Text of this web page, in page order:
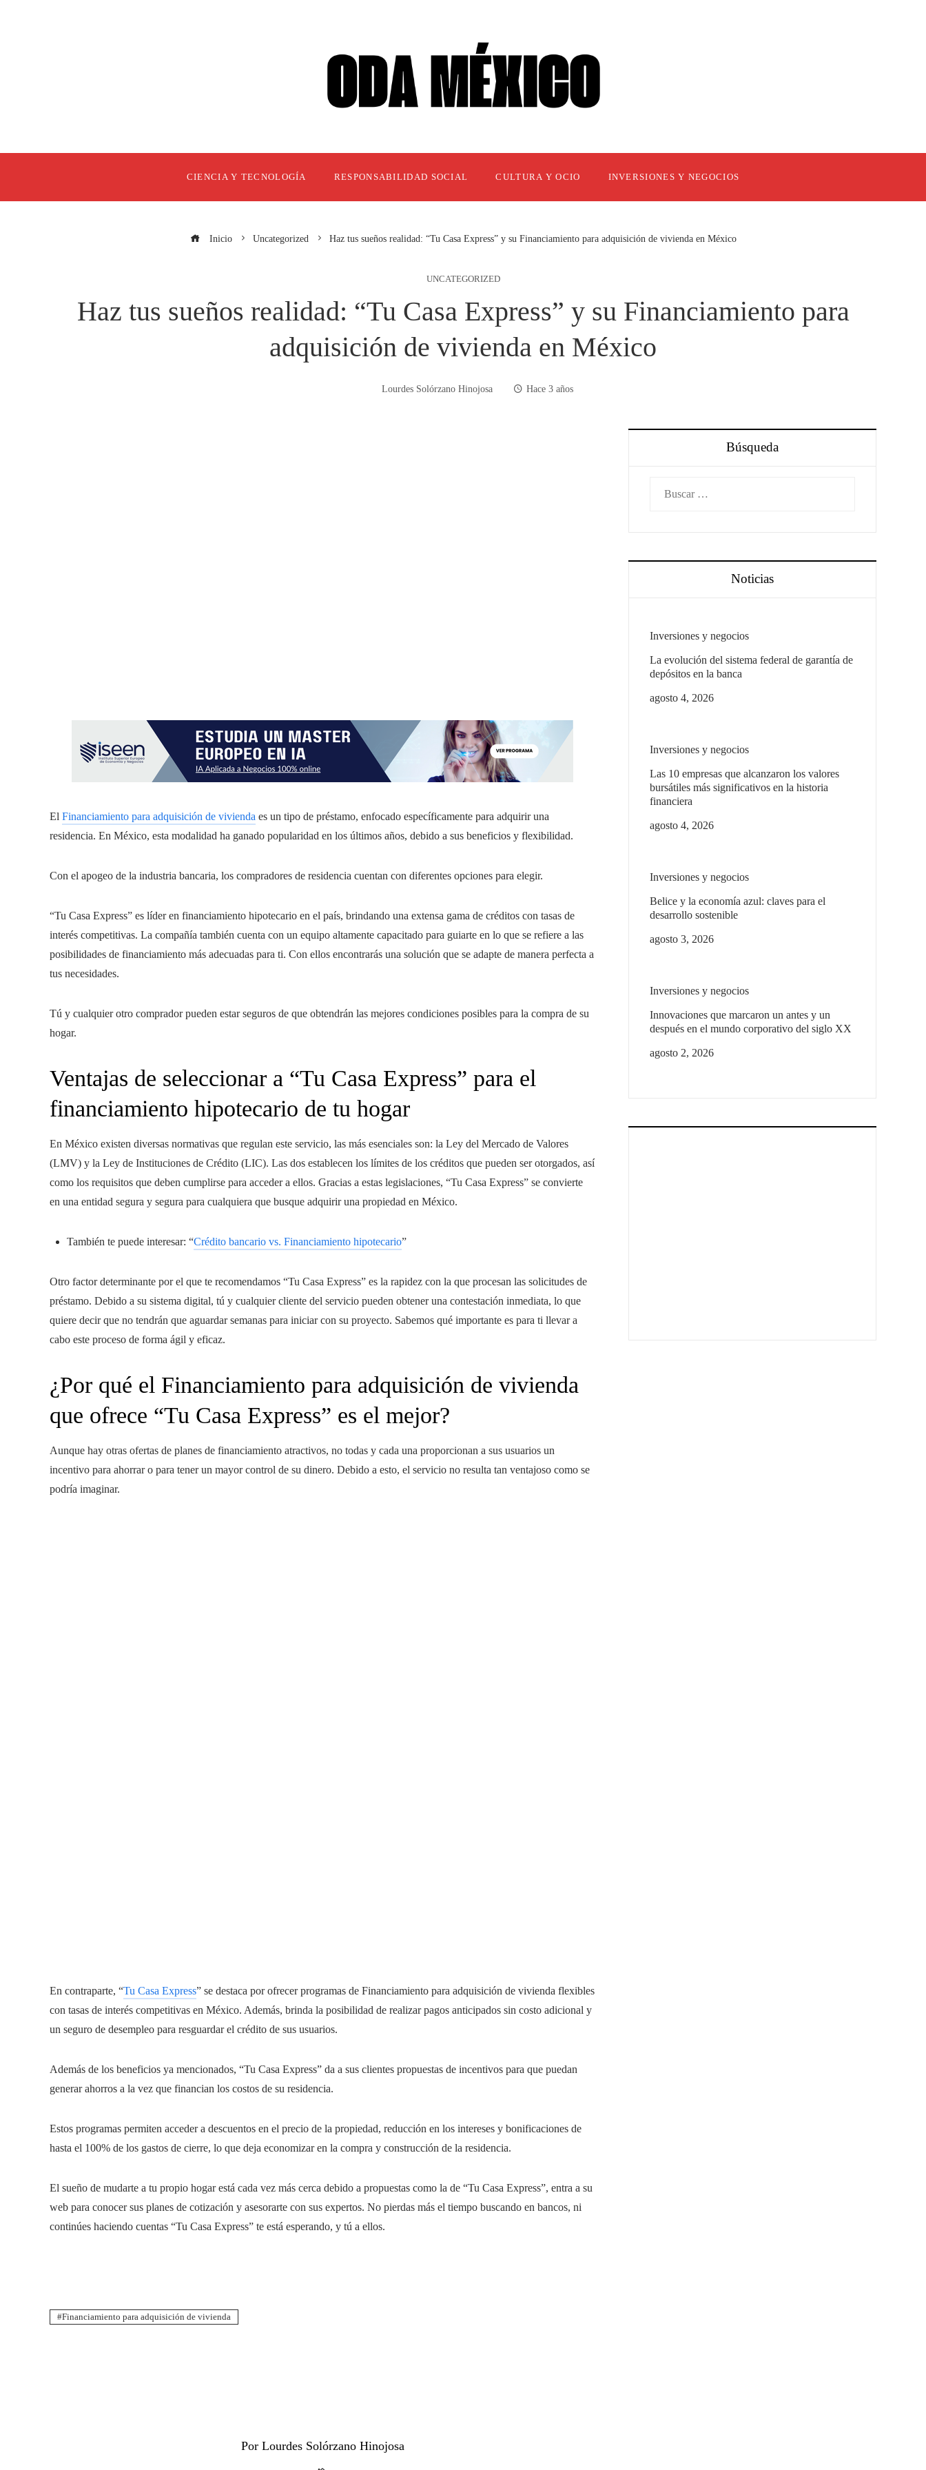
CIENCIA Y TECNOLOGÍA RESPONSABILIDAD SOCIAL CULTURA Y OCIO INVERSIONES Y NEGOCIOS
Inicio Uncategorized Haz tus sueños realidad: “Tu Casa Express” y su Financiamiento para adquisición de vivienda en México
UNCATEGORIZED
Haz tus sueños realidad: “Tu Casa Express” y su Financiamiento para
adquisición de vivienda en México
Lourdes Solórzano Hinojosa Hace 3 años
El Financiamiento para adquisición de vivienda es un tipo de préstamo, enfocado específicamente para adquirir una
residencia. En México, esta modalidad ha ganado popularidad en los últimos años, debido a sus beneficios y flexibilidad.
Con el apogeo de la industria bancaria, los compradores de residencia cuentan con diferentes opciones para elegir.
“Tu Casa Express” es líder en financiamiento hipotecario en el país, brindando una extensa gama de créditos con tasas de
interés competitivas. La compañía también cuenta con un equipo altamente capacitado para guiarte en lo que se refiere a las
posibilidades de financiamiento más adecuadas para ti. Con ellos encontrarás una solución que se adapte de manera perfecta a
tus necesidades.
Tú y cualquier otro comprador pueden estar seguros de que obtendrán las mejores condiciones posibles para la compra de su
hogar.
Ventajas de seleccionar a “Tu Casa Express” para el
financiamiento hipotecario de tu hogar
En México existen diversas normativas que regulan este servicio, las más esenciales son: la Ley del Mercado de Valores
(LMV) y la Ley de Instituciones de Crédito (LIC). Las dos establecen los límites de los créditos que pueden ser otorgados, así
como los requisitos que deben cumplirse para acceder a ellos. Gracias a estas legislaciones, “Tu Casa Express” se convierte
en una entidad segura y segura para cualquiera que busque adquirir una propiedad en México.
También te puede interesar: “Crédito bancario vs. Financiamiento hipotecario”
Otro factor determinante por el que te recomendamos “Tu Casa Express” es la rapidez con la que procesan las solicitudes de
préstamo. Debido a su sistema digital, tú y cualquier cliente del servicio pueden obtener una contestación inmediata, lo que
quiere decir que no tendrán que aguardar semanas para iniciar con su proyecto. Sabemos qué importante es para ti llevar a
cabo este proceso de forma ágil y eficaz.
¿Por qué el Financiamiento para adquisición de vivienda
que ofrece “Tu Casa Express” es el mejor?
Aunque hay otras ofertas de planes de financiamiento atractivos, no todas y cada una proporcionan a sus usuarios un
incentivo para ahorrar o para tener un mayor control de su dinero. Debido a esto, el servicio no resulta tan ventajoso como se
podría imaginar.
En contraparte, “Tu Casa Express” se destaca por ofrecer programas de Financiamiento para adquisición de vivienda flexibles
con tasas de interés competitivas en México. Además, brinda la posibilidad de realizar pagos anticipados sin costo adicional y
un seguro de desempleo para resguardar el crédito de sus usuarios.
Además de los beneficios ya mencionados, “Tu Casa Express” da a sus clientes propuestas de incentivos para que puedan
generar ahorros a la vez que financian los costos de su residencia.
Estos programas permiten acceder a descuentos en el precio de la propiedad, reducción en los intereses y bonificaciones de
hasta el 100% de los gastos de cierre, lo que deja economizar en la compra y construcción de la residencia.
El sueño de mudarte a tu propio hogar está cada vez más cerca debido a propuestas como la de “Tu Casa Express”, entra a su
web para conocer sus planes de cotización y asesorarte con sus expertos. No pierdas más el tiempo buscando en bancos, ni
continúes haciendo cuentas “Tu Casa Express” te está esperando, y tú a ellos.
Financiamiento para adquisición de vivienda
Por Lourdes Solórzano Hinojosa
Búsqueda
Noticias
Inversiones y negocios
La evolución del sistema federal de garantía de
depósitos en la banca
agosto 4, 2026
Inversiones y negocios
Las 10 empresas que alcanzaron los valores
bursátiles más significativos en la historia
financiera
agosto 4, 2026
Inversiones y negocios
Belice y la economía azul: claves para el
desarrollo sostenible
agosto 3, 2026
Inversiones y negocios
Innovaciones que marcaron un antes y un
después en el mundo corporativo del siglo XX
agosto 2, 2026